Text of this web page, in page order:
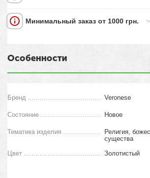
Минимальный заказ от 1000 грн.
Особенности
Бренд Veronese
Состояние Новое
Тематика изделия
Религия,
существа
Цвет
Золотистый